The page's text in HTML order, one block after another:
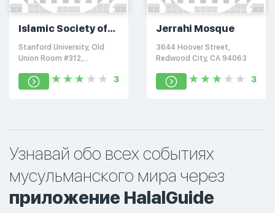
Islamic Society of
Stanford University
Stanford University, Old
Union Room #312,
3
Jerrahi Mosque
3644 Hoover Street,
Redwood City, CA 94063
3
Узнавай обо всех событиях
мусульманского мира через
приложение HalalGuide